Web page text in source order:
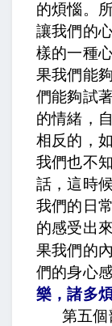
的煩惱。
讓我們的
樣的一種
果我們能
們能夠試
的情緒，
相反的，
我們也不
話，這時
我們的日
的感受出來
果我們的
們的身心
樂，諸多
第五